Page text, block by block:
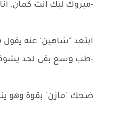
-مبروك ليك انتَ كمان,
ابتعد "شاهين" عنه يقول
-طب وسع بقى لحد
ضحك "مازن" بقوة وهو